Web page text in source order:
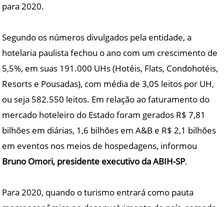
para 2020.
Segundo os números divulgados pela entidade, a
hotelaria paulista fechou o ano com um crescimento de
5,5%, em suas 191.000 UHs (Hotéis, Flats, Condohotéis,
Resorts e Pousadas), com média de 3,05 leitos por UH,
ou seja 582.550 leitos. Em relação ao faturamento do
mercado hoteleiro do Estado foram gerados R$ 7,81
bilhões em diárias, 1,6 bilhões em A&B e R$ 2,1 bilhões
em eventos nos meios de hospedagens, informou
Bruno Omori, presidente executivo da ABIH-SP.
Para 2020, quando o turismo entrará como pauta